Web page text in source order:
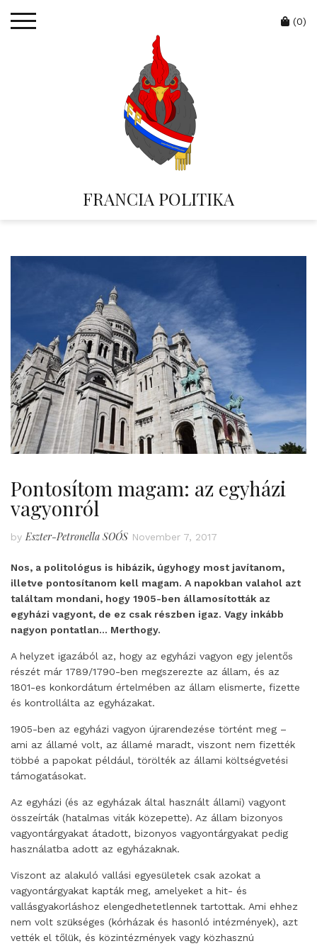
FRANCIA POLITIKA
Cart
(0)
Pontosítom magam: az egyházi
vagyonról
by Eszter-Petronella SOÓS November 7, 2017
Nos, a politológus is hibázik, úgyhogy most javítanom,
illetve pontosítanom kell magam. A napokban valahol azt
találtam mondani, hogy 1905-ben államosították az
egyházi vagyont, de ez csak részben igaz. Vagy inkább
nagyon pontatlan… Merthogy.
A helyzet igazából az, hogy az egyházi vagyon egy jelentős
részét már 1789/1790-ben megszerezte az állam, és az
1801-es konkordátum értelmében az állam elismerte, fizette
és kontrollálta az egyházakat.
1905-ben az egyházi vagyon újrarendezése történt meg –
ami az államé volt, az államé maradt, viszont nem fizették
többé a papokat például, törölték az állami költségvetési
támogatásokat.
Az egyházi (és az egyházak által használt állami) vagyont
összeírták (hatalmas viták közepette). Az állam bizonyos
vagyontárgyakat átadott, bizonyos vagyontárgyakat pedig
használatba adott az egyházaknak.
Viszont az alakuló vallási egyesületek csak azokat a
vagyontárgyakat kapták meg, amelyeket a hit- és
vallásgyakorláshoz elengedhetetlennek tartottak. Ami ehhez
nem volt szükséges (kórházak és hasonló intézmények), azt
vették el tőlük, és közintézmények vagy közhasznú